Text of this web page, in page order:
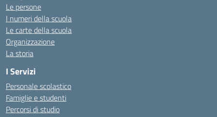
Le persone
I numeri della scuola
Le carte della scuola
Organizzazione
La storia
I Servizi
Personale scolastico
Famiglie e studenti
Percorsi di studio